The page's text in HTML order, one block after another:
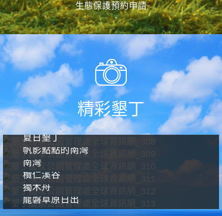
生態保護預約申請
精彩墾丁
夏日墾丁
帆影點點的南灣
南灣
欖仁溪谷
獨木舟
龍磐草原日出